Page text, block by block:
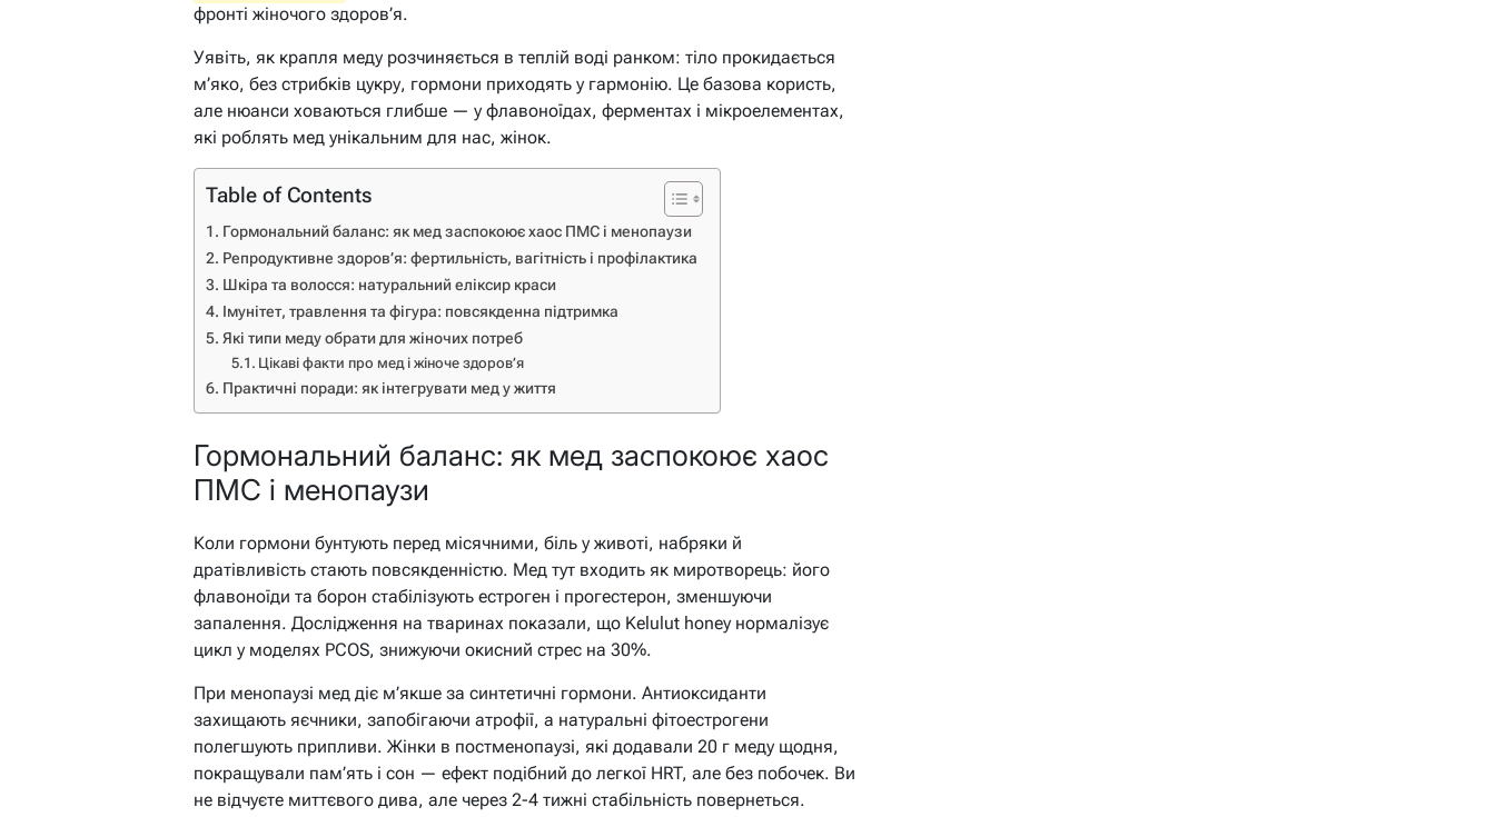
фронті жіночого здоров’я.
Уявіть, як крапля меду розчиняється в теплій воді ранком: тіло прокидається
м’яко, без стрибків цукру, гормони приходять у гармонію. Це базова користь,
але нюанси ховаються глибше — у флавоноїдах, ферментах і мікроелементах,
які роблять мед унікальним для нас, жінок.
Table of Contents
Гормональний баланс: як мед заспокоює хаос ПМС і менопаузи
Репродуктивне здоров’я: фертильність, вагітність і профілактика
Шкіра та волосся: натуральний еліксир краси
Імунітет, травлення та фігура: повсякденна підтримка
Які типи меду обрати для жіночих потреб
Цікаві факти про мед і жіноче здоров’я
Практичні поради: як інтегрувати мед у життя
Гормональний баланс: як мед заспокоює хаос
ПМС і менопаузи
Коли гормони бунтують перед місячними, біль у животі, набряки й
дратівливість стають повсякденністю. Мед тут входить як миротворець: його
флавоноїди та борон стабілізують естроген і прогестерон, зменшуючи
запалення. Дослідження на тваринах показали, що Kelulut honey нормалізує
цикл у моделях PCOS, знижуючи окисний стрес на 30%.
При менопаузі мед діє м’якше за синтетичні гормони. Антиоксиданти
захищають яєчники, запобігаючи атрофії, а натуральні фітоестрогени
полегшують припливи. Жінки в постменопаузі, які додавали 20 г меду щодня,
покращували пам’ять і сон — ефект подібний до легкої HRT, але без побочек. Ви
не відчуєте миттєвого дива, але через 2-4 тижні стабільність повернеться.